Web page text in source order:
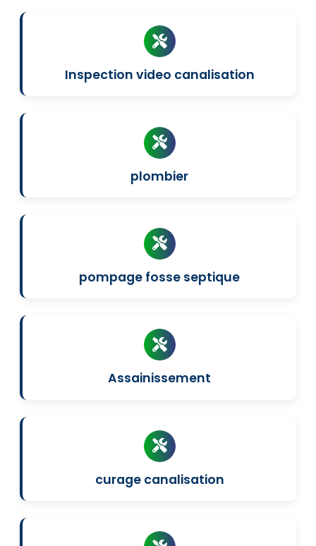
Inspection video canalisation
plombier
pompage fosse septique
Assainissement
curage canalisation